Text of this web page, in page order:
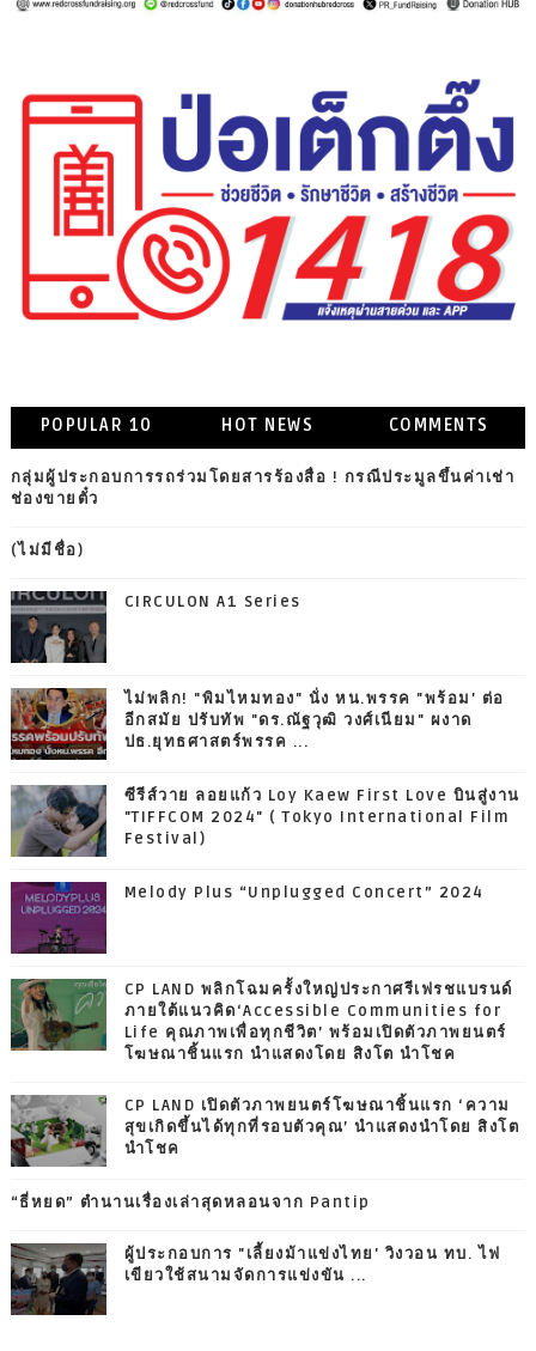
POPULAR 10 HOT NEWS COMMENTS
กลุ่มผู้ประกอบการรถร่วมโดยสารร้องสื่อ ! กรณีประมูลขึ้นค่าเช่า
ช่องขายตั๋ว
(ไม่มีชื่อ)
CIRCULON A1 Series
ไม่พลิก! "พิมไหมทอง" นั่ง หน.พรรค "พร้อม' ต่อ
อีกสมัย ปรับทัพ "ดร.ณัฐวุฒิ วงศ์เนียม" ผงาด
ปธ.ยุทธศาสตร์พรรค ...
ซีรีส์วาย ลอยแก้ว Loy Kaew First Love บินสู่งาน
"TIFFCOM 2024" ( Tokyo International Film
Festival)
Melody Plus “Unplugged Concert” 2024
CP LAND พลิกโฉมครั้งใหญ่ประกาศรีเฟรชแบรนด์
ภายใต้แนวคิด‘Accessible Communities for
Life คุณภาพเพื่อทุกชีวิต’ พร้อมเปิดตัวภาพยนตร์
โฆษณาชิ้นแรก นำแสดงโดย สิงโต นำโชค
CP LAND เปิดตัวภาพยนตร์โฆษณาชิ้นแรก ‘ความ
สุขเกิดขึ้นได้ทุกที่รอบตัวคุณ’ นำแสดงนำโดย สิงโต
นำโชค
“ธี่หยด” ตำนานเรื่องเล่าสุดหลอนจาก Pantip
ผู้ประกอบการ "เลี้ยงม้าแข่งไทย' วิงวอน ทบ. ไฟ
เขียวใช้สนามจัดการแข่งขัน ...